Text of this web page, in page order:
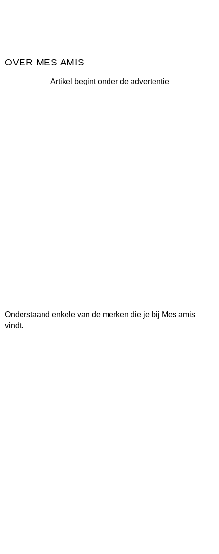
MES AMIS
Artikel begint onder de advertentie
Onderstaand enkele van de merken die je bij Mes amis
vindt.